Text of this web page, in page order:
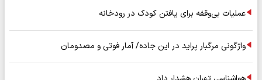
عملیات بی‌وقفه برای یافتن کودک در رودخانه
واژگونی مرگبار پراید در این جاده/ آمار فوتی و مصدومان